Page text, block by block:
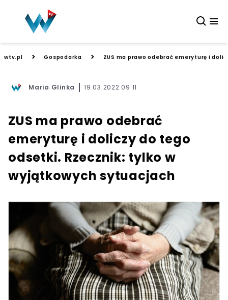
wtv.pl > Gospodarka > ZUS ma prawo odebrać emeryturę i
Maria Glinka 19.03.2022 09:11
ZUS ma prawo odebrać
emeryturę i doliczy do tego
odsetki. Rzecznik: tylko w
wyjątkowych sytuacjach